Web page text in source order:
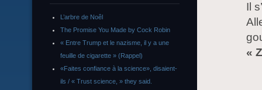
Il
«
L’arbre de Noêl
The Promise You Made by Cock Robin
« Entre Trump et le nazisme, il y a une
feuille de cigarette » (Rappel)
«Faites confiance à la science», disaient-
ils / « Trust science, » they said.